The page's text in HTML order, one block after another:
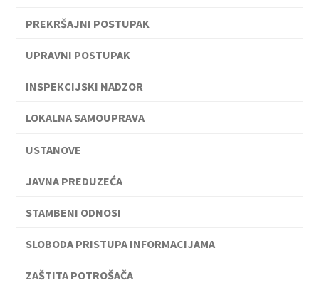
PREKRŠAJNI POSTUPAK
UPRAVNI POSTUPAK
INSPEKCIJSKI NADZOR
LOKALNA SAMOUPRAVA
USTANOVE
JAVNA PREDUZEĆA
STAMBENI ODNOSI
SLOBODA PRISTUPA INFORMACIJAMA
ZAŠTITA POTROŠAČA